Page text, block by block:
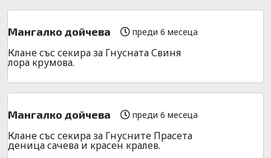
Мангалко дойчева преди 6 месеца
Клане със секира за Гнусната Свиня
лора крумова.
Мангалко дойчева преди 6 месеца
Клане със секира за Гнусните Прасета
деница сачева и красен кралев.